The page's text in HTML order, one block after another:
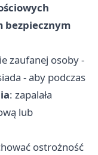
bezpiecznym
zaufanej osoby -
- aby podczas
: zapalała
lub
ostrożność